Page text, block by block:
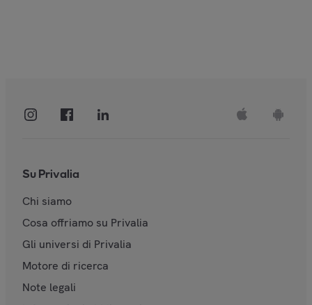
Su Privalia
Chi siamo
Cosa offriamo su Privalia
Gli universi di Privalia
Motore di ricerca
Note legali